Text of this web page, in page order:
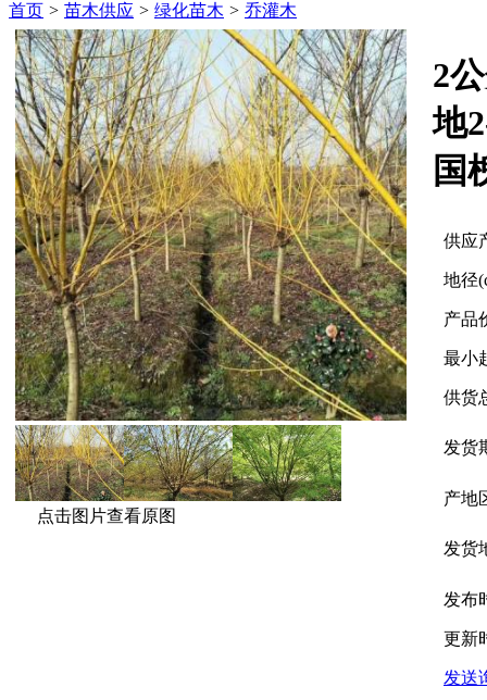
首页 > 苗木供应 > 绿化苗木 > 乔灌木
点击图片查看原图
2
地
国
供应
地径
产品
最小
供货
发货
产地
发货
发布
更新
发送